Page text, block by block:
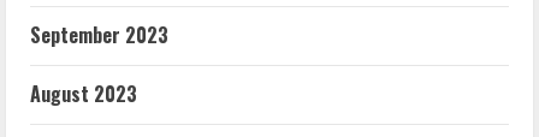
September 2023
August 2023